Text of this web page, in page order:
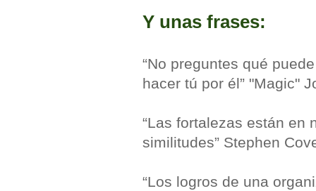
Y unas frases:
“No preguntes qué
hacer tú por él” "Magic"
“Las fortalezas están en
similitudes” Stephen
“Los logros de una